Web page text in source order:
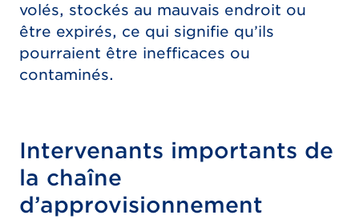
volés, stockés au mauvais endroit ou
être expirés, ce qui signifie qu’ils
pourraient être inefficaces ou
contaminés.
Intervenants importants de
la chaîne
d’approvisionnement